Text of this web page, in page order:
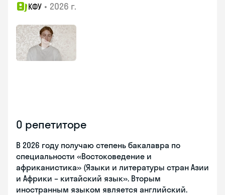
КФУ • 2026 г.
О репетиторе
В 2026 году получаю степень бакалавра по
специальности «Востоковедение и
африканистика» (Языки и литературы стран Азии
и Африки – китайский язык». Вторым
иностранным языком является английский.